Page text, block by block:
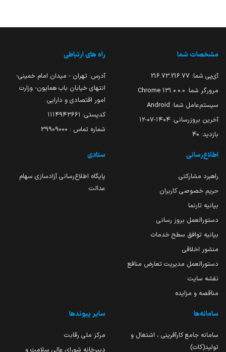
مشخصات شما
آی‌پی شما: 216.73.216.77
مرورگر شما: 131.0.0.0 Chrome
سیستم‌عامل شما: Android
آخرین بروزرسانی: ۱۴۰۴-۰۷-۱۲
بازدید: 40
راه های ارتباطی
آدرس: تهران - میدان امام خمینی-
انتهای خیابان باب همایون- وزارت
امور اقتصادی و دارایی
کدپستی: ۱۱۱۴۹۴۳۶۶۱
شماره تماس : 39909000
اطلاع‌رسانی
راهبرد مشارکتی
حریم خصوصی کاربران
بیانیه تارنما
دستورالعمل بروز رسانی
بیانیه توافق سطح خدمات
منشور اخلاقی
دستورالعمل مدیریت تعارض منافع
نقشه سایت
مناقصه و مزایده
ستادی
پایگاه اطلاع‌رسانی آزادسازی سهام
عدالت
سامانه‌ها
سامانه جامع کارآفرینی ، اشتغال و
تولید(کات)
سایر پیوندها
مرکز ملی رقابت
دبیرخانه شورای عالی سلامت و